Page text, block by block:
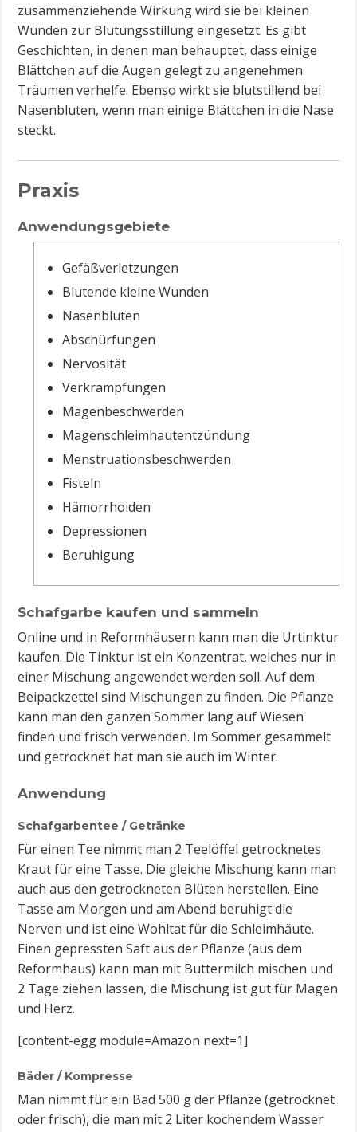
zusammenziehende Wirkung wird sie bei kleinen
Wunden zur Blutungsstillung eingesetzt. Es gibt
Geschichten, in denen man behauptet, dass einige
Blättchen auf die Augen gelegt zu angenehmen
Träumen verhelfe. Ebenso wirkt sie blutstillend bei
Nasenbluten, wenn man einige Blättchen in die Nase
steckt.
Praxis
Anwendungsgebiete
Gefäßverletzungen
Blutende kleine Wunden
Nasenbluten
Abschürfungen
Nervosität
Verkrampfungen
Magenbeschwerden
Magenschleimhautentzündung
Menstruationsbeschwerden
Fisteln
Hämorrhoiden
Depressionen
Beruhigung
Schafgarbe kaufen und sammeln
Online und in Reformhäusern kann man die Urtinktur
kaufen. Die Tinktur ist ein Konzentrat, welches nur in
einer Mischung angewendet werden soll. Auf dem
Beipackzettel sind Mischungen zu finden. Die Pflanze
kann man den ganzen Sommer lang auf Wiesen
finden und frisch verwenden. Im Sommer gesammelt
und getrocknet hat man sie auch im Winter.
Anwendung
Schafgarbentee / Getränke
Für einen Tee nimmt man 2 Teelöffel getrocknetes
Kraut für eine Tasse. Die gleiche Mischung kann man
auch aus den getrockneten Blüten herstellen. Eine
Tasse am Morgen und am Abend beruhigt die
Nerven und ist eine Wohltat für die Schleimhäute.
Einen gepressten Saft aus der Pflanze (aus dem
Reformhaus) kann man mit Buttermilch mischen und
2 Tage ziehen lassen, die Mischung ist gut für Magen
und Herz.
[content-egg module=Amazon next=1]
Bäder / Kompresse
Man nimmt für ein Bad 500 g der Pflanze (getrocknet
oder frisch), die man mit 2 Liter kochendem Wasser